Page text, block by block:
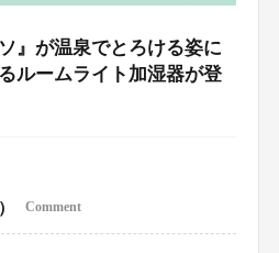
』が温泉でとろける姿に
ルームライト加湿器が登
Comment